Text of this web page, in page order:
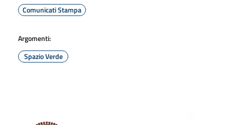
Comunicati Stampa
Argomenti:
Spazio Verde